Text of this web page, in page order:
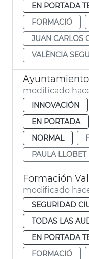
EN PORTADA
FORMACIÓ
JUAN CARLOS
VALÈNCIA
modificado
INNOVACIÓN
EN PORTADA
NORMAL
PAULA LLOBET
Formación
modificado
SEGURIDAD
TODAS LAS
EN PORTADA
FORMACIÓ